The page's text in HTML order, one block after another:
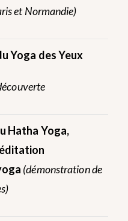
et Normandie)
Yoga des Yeux
Hatha Yoga,
(démonstration de